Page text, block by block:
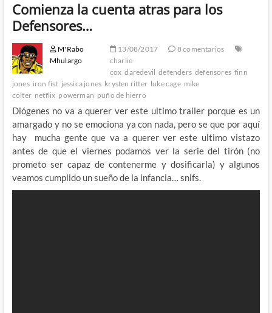
Comienza la cuenta atras para los
Defensores…
M'Rabo
Mhulargo
13/08/2017
8 comentarios
charlie
cox daredevil defenders defensores finn
jones iron fist jessica jones krysten ritter luke cage mike
colter netflix powerman puño de hierro
Diógenes no va a querer ver este ultimo trailer porque es un
amargado y no se emociona ya con nada, pero se que por aquí
hay mucha gente que va a querer ver este ultimo vistazo
antes de que el viernes podamos ver la serie del tirón (no
prometo ser capaz de contenerme y dosificarla) y algunos
veamos cumplido un sueño de la infancia… snifs.